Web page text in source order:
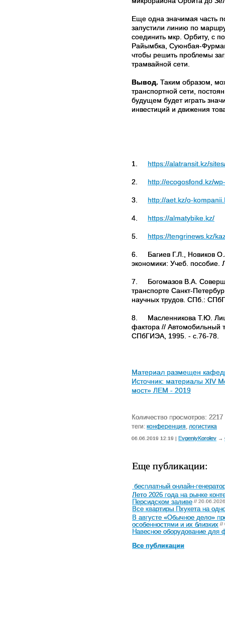
Еще одна значимая часть
запустили линию по
соединить мкр. Орбиту, с
Райымбка, Суюнбая-
чтобы решить проблемы
трамвайной сети.
Вывод. Таким образом,
транспортной сети,
будущем будет играть
инвестиций и движения
1. https://alatransit.kz/
2. http://ecogosfond.kz/
3. http://aet.kz/o-
4. https://almatybike.kz/
5. https://tengrinews.kz/
6. Багиев Г.Л., Новиков
экономики: Учеб.
7. Богомазов В.А.
транспорте Санкт-
научных трудов. СПб.:
8. Масленникова Т.Ю.
фактора // Автомобильный
СПбГИЭА, 1995. - с.76-78.
Материал размещен
Источник: материалы XIV
мост» ЛЕМ - 2019
Количество просмотров: 2217
теги: конференция логистика
06.06.2019 12:19 | EvgeniyKorolev →
Еще публикации:
бесплатный онлайн-
Лето 2026 года на рынке
Персидском заливе //
Все квартиры Пхукета на
В августе «Обычное дело»
особенностями и их близких //
Навесное оборудование для
Все публикации